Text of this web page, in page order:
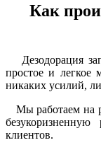
Как
Дезодорация
простое и легкое
никаких усилий,
Мы работаем на
клиентов.